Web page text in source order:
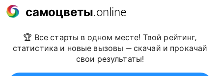
самоцветы.online
🏆 Все старты в одном месте! Твой рейтинг,
статистика и новые вызовы — скачай и прокачай
свои результаты!